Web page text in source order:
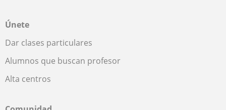
Únete
Dar clases particulares
Alumnos que buscan profesor
Alta centros